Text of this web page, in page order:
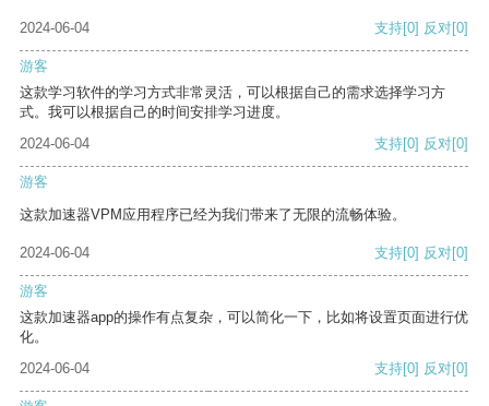
2024-06-04 支持[0] 反对[0]
游客
这款学习软件的学习方式非常灵活，可以根据自己的需求选择学习方
式。我可以根据自己的时间安排学习进度。
2024-06-04
支持[0] 反对[0]
游客
这款加速器VPM应用程序已经为我们带来了无限的流畅体验。
2024-06-04 支持[0] 反对[0]
游客
这款加速器app的操作有点复杂，可以简化一下，比如将设置页面进行优
化。
2024-06-04
支持[0] 反对[0]